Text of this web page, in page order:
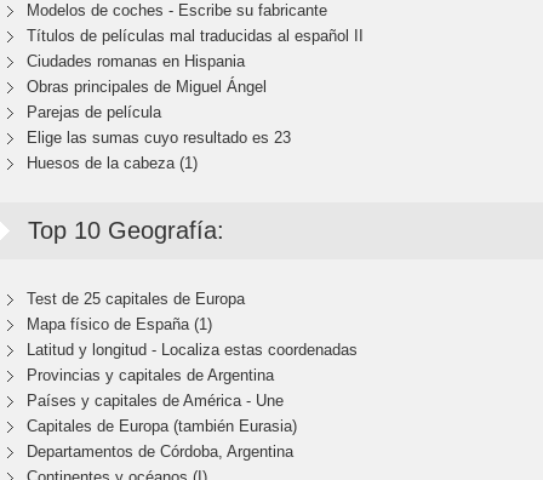
Modelos de coches - Escribe su fabricante
Títulos de películas mal traducidas al español II
Ciudades romanas en Hispania
Obras principales de Miguel Ángel
Parejas de película
Elige las sumas cuyo resultado es 23
Huesos de la cabeza (1)
Top 10 Geografía:
Test de 25 capitales de Europa
Mapa físico de España (1)
Latitud y longitud - Localiza estas coordenadas
Provincias y capitales de Argentina
Países y capitales de América - Une
Capitales de Europa (también Eurasia)
Departamentos de Córdoba, Argentina